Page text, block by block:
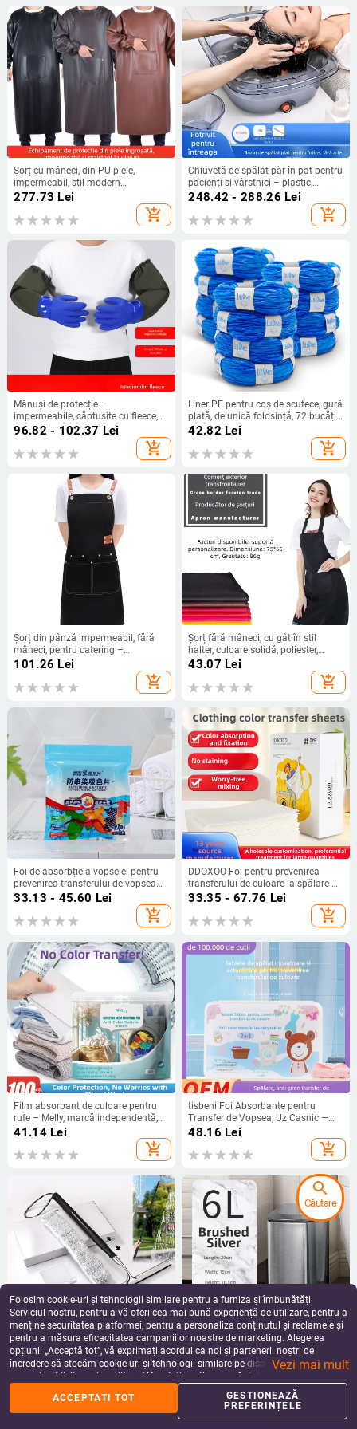
Șorț cu mâneci, din PU piele,
impermeabil, stil modern
minimalist, model solid
277.73 Lei
add_shopping_cart
Chiuvetă de spălat păr în pat pentru
pacienți și vârstnici – plastic,
transparent, 1.47 kg; Brand Ya Jia
248.42 - 288.26 Lei
add_shopping_cart
Mănuși de protecție –
impermeabile, căptușite cu fleece,
rezistente la tăiere, antiderapante,
spălarea mașinii
96.82 - 102.37 Lei
add_shopping_cart
Liner PE pentru coș de scutece, gură
plată, de unică folosință, 72 bucăți,
grosime standard, compatibil Genie
42.82 Lei
add_shopping_cart
Șorț din pânză impermeabil, fără
mâneci, pentru catering –
imprimare logo, design modern
101.26 Lei
add_shopping_cart
Șorț fără mâneci, cu gât în stil
halter, culoare solidă, poliester,
imprimat cu logo, design modern
43.07 Lei
add_shopping_cart
Foi de absorbție a vopselei pentru
prevenirea transferului de vopsea
(Brand: Magic washing tablets;
Unitate: 20 buc./pachet; Cantitate
într-o cutie: 200)
33.13 - 45.60 Lei
add_shopping_cart
DDOXOO Foi pentru prevenirea
transferului de culoare la spălare –
Film de absorbție a culorilor pentru
mașina de spălat de uz casnic
33.35 - 67.76 Lei
add_shopping_cart
Film absorbant de culoare pentru
rufe – Melly, marcă independentă,
70 g, 100 foi
41.14Lei
add_shopping_cart
tisbeni Foi Absorbante pentru
Transfer de Vopsea, Uz Casnic —
previn transferul de vopsea, cu față
48.16 Lei
add_shopping_cart
Ștergător pentru geam din oțel
inoxidabil, ștergere pe o parte, 40
buc. într-o cutie, lansat în 2019,
pentru uz casnic
225.16 - 240.71Lei
add_shopping_cart
Coș de gunoi dreptunghiular din
oțel inoxidabil, cu pedală, 6L, pentru
uz casnic, capac subțire
320.26Lei
add_shopping_cart
Folosim cookie-uri și tehnologii similare pentru a furniza și îmbunătăți
Serviciul nostru, pentru a vă oferi cea mai bună experiență de utilizare, pentru a
menține securitatea platformei, pentru a personaliza conținutul și reclamele și
pentru a măsura eficacitatea campaniilor noastre de marketing. Alegerea
opțiunii „Acceptă tot”, vă exprimați acordul ca noi și partenerii noștri de
încredere să stocăm cookie-uri și tehnologii similare pe dispozitivul dvs. în
scopuri publicitare și analitice. Vă puteți gestiona preferințele în orice moment
făcând clic pe „Gestionează preferințele”. Pentru mai multe informații, vă
rugăm să consultațiPolitica noastră de confidențialitate.
Vezi mai mult
ACCEPTAȚI TOT
GESTIONEAZĂ
PREFERINȚELE
search
Căutare